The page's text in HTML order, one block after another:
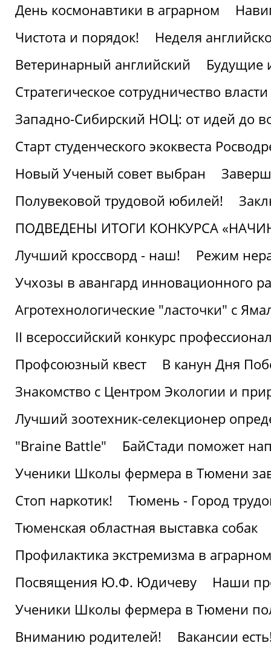
День космонавтики в аграрном
Чистота и порядок!
Неделя
Ветеринарный английский
Будущие
Стратегическое сотрудничество
Западно-Сибирский НОЦ: от идей до
Старт студенческого экоквеста
Новый Ученый совет выбран
Полувековой трудовой юбилей!
ПОДВЕДЕНЫ ИТОГИ КОНКУРСА
Лучший кроссворд - наш!
Режим
Учхозы в авангард инновационного
Агротехнологические "ласточки" с
II всероссийский конкурс
Профсоюзный квест
В канун Дня
Знакомство с Центром Экологии и
Лучший зоотехник-селекционер
"Braine Battle"
БайСтади поможет
Ученики Школы фермера в Тюмени
Стоп наркотик!
Тюмень - Город
Тюменская областная выставка собак
Профилактика экстремизма в аграрном
Посвящения Ю.Ф. Юдичеву
Наши
Ученики Школы фермера в Тюмени
Вниманию родителей!
Вакансии